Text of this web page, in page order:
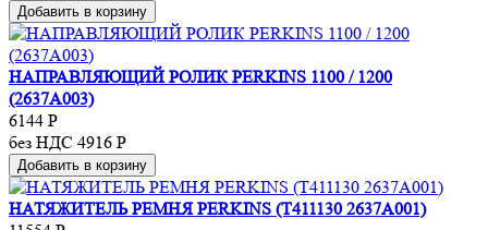
Добавить в корзину
НАПРАВЛЯЮЩИЙ РОЛИК PERKINS 1100 / 1200
(2637A003)
6144 Р
без НДС 4916 Р
Добавить в корзину
НАТЯЖИТЕЛЬ РЕМНЯ PERKINS (T411130 2637A001)